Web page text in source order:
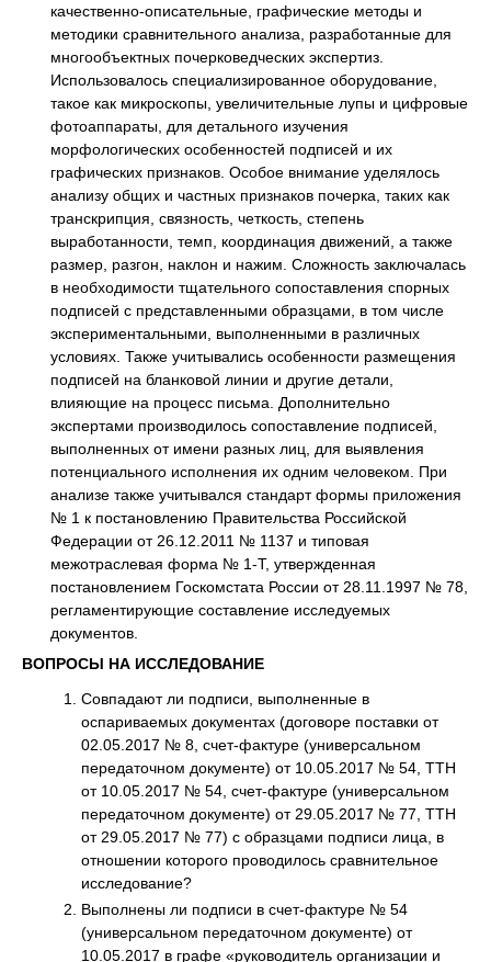
качественно-описательные, графические методы и
методики сравнительного анализа, разработанные для
многообъектных почерковедческих экспертиз.
Использовалось специализированное оборудование,
такое как микроскопы, увеличительные лупы и цифровые
фотоаппараты, для детального изучения
морфологических особенностей подписей и их
графических признаков. Особое внимание уделялось
анализу общих и частных признаков почерка, таких как
транскрипция, связность, четкость, степень
выработанности, темп, координация движений, а также
размер, разгон, наклон и нажим. Сложность заключалась
в необходимости тщательного сопоставления спорных
подписей с представленными образцами, в том числе
экспериментальными, выполненными в различных
условиях. Также учитывались особенности размещения
подписей на бланковой линии и другие детали,
влияющие на процесс письма. Дополнительно
экспертами производилось сопоставление подписей,
выполненных от имени разных лиц, для выявления
потенциального исполнения их одним человеком. При
анализе также учитывался стандарт формы приложения
№ 1 к постановлению Правительства Российской
Федерации от 26.12.2011 № 1137 и типовая
межотраслевая форма № 1-Т, утвержденная
постановлением Госкомстата России от 28.11.1997 № 78,
регламентирующие составление исследуемых
документов.
ВОПРОСЫ НА ИССЛЕДОВАНИЕ
Совпадают ли подписи, выполненные в
оспариваемых документах (договоре поставки от
02.05.2017 № 8, счет-фактуре (универсальном
передаточном документе) от 10.05.2017 № 54, ТТН
от 10.05.2017 № 54, счет-фактуре (универсальном
передаточном документе) от 29.05.2017 № 77, ТТН
от 29.05.2017 № 77) с образцами подписи лица, в
отношении которого проводилось сравнительное
исследование?
Выполнены ли подписи в счет-фактуре № 54
(универсальном передаточном документе) от
10.05.2017 в графе «руководитель организации и